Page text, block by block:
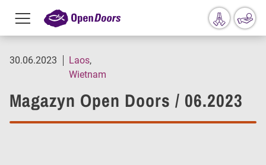
Menu
toggle
30.06.2023
Laos
Wietnam
Magazyn Open Doors / 06.2023